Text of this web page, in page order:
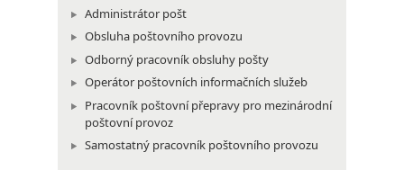
Administrátor pošt
Obsluha poštovního provozu
Odborný pracovník obsluhy pošty
Operátor poštovních informačních služeb
Pracovník poštovní přepravy pro mezinárodní
poštovní provoz
Samostatný pracovník poštovního provozu